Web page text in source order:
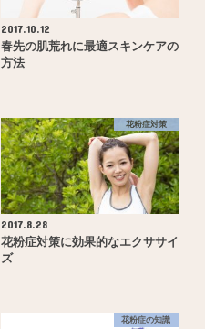
2017.10.12
春先の肌荒れに最適スキンケアの
方法
花粉症対策
2017.8.28
花粉症対策に効果的なエクササイ
ズ
花粉症の知識